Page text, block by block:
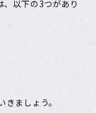
以下の3つがあり
ましょう。